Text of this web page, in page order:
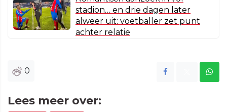
stadion… en drie dagen later
alweer uit: voetballer zet punt
achter relatie
0
Lees meer over: